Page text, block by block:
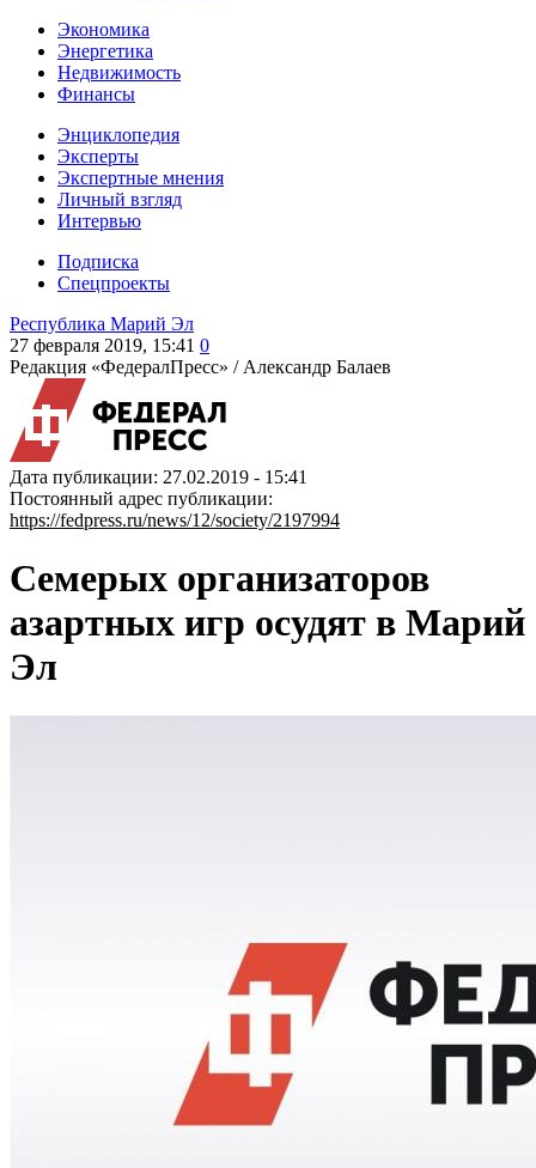
Экономика
Энергетика
Недвижимость
Финансы
Энциклопедия
Эксперты
Экспертные мнения
Личный взгляд
Интервью
Подписка
Спецпроекты
Республика Марий Эл
27 февраля 2019, 15:41 0
Редакция «ФедералПресс» / Александр Балаев
Дата публикации: 27.02.2019 - 15:41
Постоянный адрес публикации:
https://fedpress.ru/news/12/society/2197994
Семерых организаторов
азартных игр осудят в Марий
Эл